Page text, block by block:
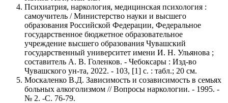
Психиатрия, наркология, медицинская психология :
самоучитель / Министерство науки и высшего
образования Российской Федерации, Федеральное
государственное бюджетное образовательное
учреждение высшего образования Чувашский
государственный университет имени И. Н. Ульянова ;
составитель А. В. Голенков. - Чебоксары : Изд-во
Чувашского ун-та, 2022. - 103, [1] с. : табл.; 20 см.
Москаленко В.Д. Зависимость и созависимость в семьях
больных алкоголизмом // Вопросы наркологии. - 1995. -
№ 2. -С. 76-79.